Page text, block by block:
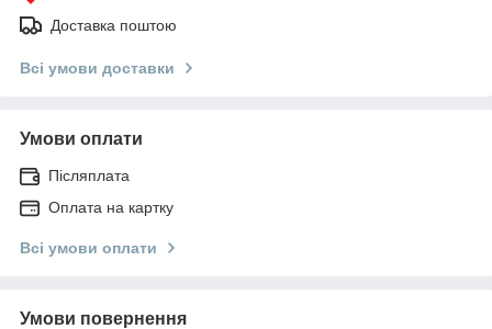
Доставка поштою
Всі умови доставки
Умови оплати
Післяплата
Оплата на картку
Всі умови оплати
Умови повернення